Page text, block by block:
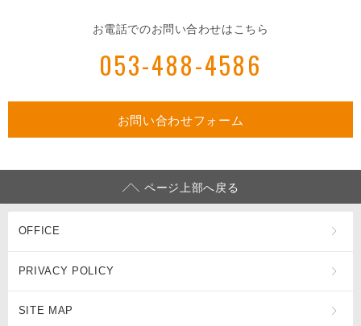
お電話でのお問い合わせはこちら
053-488-4586
お問い合わせフォーム
ページ上部へ戻る
OFFICE
PRIVACY POLICY
SITE MAP